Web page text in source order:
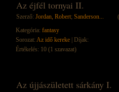
Az éjfél tornyai II.
Szerző: Jordan, Robert; Sanderson...
Kategória: fantasy
Sorozat: Az idő kereke | Díjak:
Értékelés: 10 (1 szavazat)
Az újjászületett sárkány I.